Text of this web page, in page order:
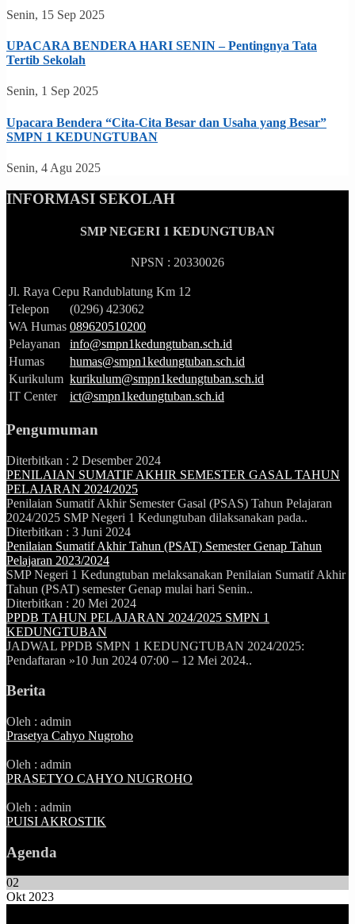
Senin, 15 Sep 2025
UPACARA BENDERA HARI SENIN – Pentingnya Tata
Tertib Sekolah
Senin, 1 Sep 2025
Upacara Bendera “Cita-Cita Besar dan Usaha yang Besar”
SMPN 1 KEDUNGTUBAN
Senin, 4 Agu 2025
INFORMASI SEKOLAH
SMP NEGERI 1 KEDUNGTUBAN
NPSN : 20330026
Jl. Raya Cepu Randublatung Km 12
Telepon
(0296) 423062
WA Humas 089620510200
Pelayanan
info@smpn1kedungtuban.sch.id
Humas
humas@smpn1kedungtuban.sch.id
Kurikulum kurikulum@smpn1kedungtuban.sch.id
IT Center
ict@smpn1kedungtuban.sch.id
Pengumuman
Diterbitkan : 2 Desember 2024
PENILAIAN SUMATIF AKHIR SEMESTER GASAL TAHUN
PELAJARAN 2024/2025
Penilaian Sumatif Akhir Semester Gasal (PSAS) Tahun Pelajaran
2024/2025 SMP Negeri 1 Kedungtuban dilaksanakan pada..
Diterbitkan : 3 Juni 2024
Penilaian Sumatif Akhir Tahun (PSAT) Semester Genap Tahun
Pelajaran 2023/2024
SMP Negeri 1 Kedungtuban melaksanakan Penilaian Sumatif Akhir
Tahun (PSAT) semester Genap mulai hari Senin..
Diterbitkan : 20 Mei 2024
PPDB TAHUN PELAJARAN 2024/2025 SMPN 1
KEDUNGTUBAN
JADWAL PPDB SMPN 1 KEDUNGTUBAN 2024/2025:
Pendaftaran »10 Jun 2024 07:00 – 12 Mei 2024..
Berita
Oleh : admin
Prasetya Cahyo Nugroho
Oleh : admin
PRASETYO CAHYO NUGROHO
Oleh : admin
PUISI AKROSTIK
Agenda
02
Okt 2023